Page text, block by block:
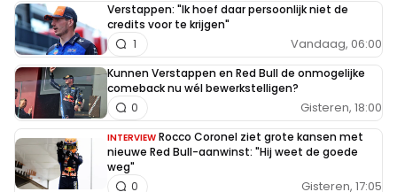
Verstappen: "Ik hoef daar persoonlijk niet de
credits voor te krijgen"
Vandaag, 06:00
1
Kunnen Verstappen en Red Bull de onmogelijke
comeback nu wél bewerkstelligen?
Gisteren, 18:00
0
INTERVIEW Rocco Coronel ziet grote kansen met
nieuwe Red Bull-aanwinst: "Hij weet de goede
weg"
Gisteren, 17:05
0